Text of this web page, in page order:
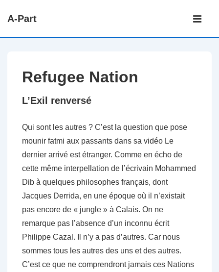
passer
A-Part
Main
Refugee Nation
L’Exil renversé
Qui sont les autres ? C’est la question que pose
mounir fatmi aux passants dans sa vidéo Le
dernier arrivé est étranger. Comme en écho de
cette même interpellation de l’écrivain Mohammed
Dib à quelques philosophes français, dont
Jacques Derrida, en une époque où il n’existait
pas encore de « jungle » à Calais. On ne
remarque pas l’absence d’un inconnu écrit
Philippe Cazal. Il n’y a pas d’autres. Car nous
sommes tous les autres des uns et des autres.
C’est ce que ne comprendront jamais ces Nations